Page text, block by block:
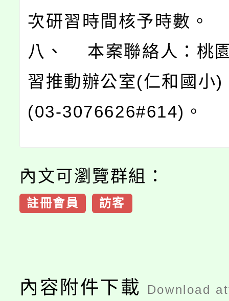
次研習時間核予時數。
八、 本案聯絡人：桃
習推動辦公室(仁和國小)
(03-3076626#614)。
內文可瀏覽群組：
註冊會員 訪客
內容附件下載 Download